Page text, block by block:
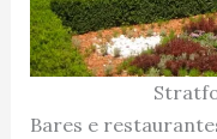
Bares e